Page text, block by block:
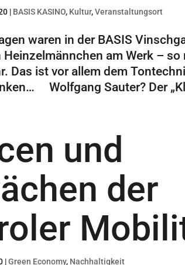
| BASIS KASINO, Kultur,Veranstaltungsort
waren in der BASIS
am Werk – so
Das ist vor allem dem
Wolfgang Sauter? Der
und
der
|Green Economy, Nachhaltigkeit